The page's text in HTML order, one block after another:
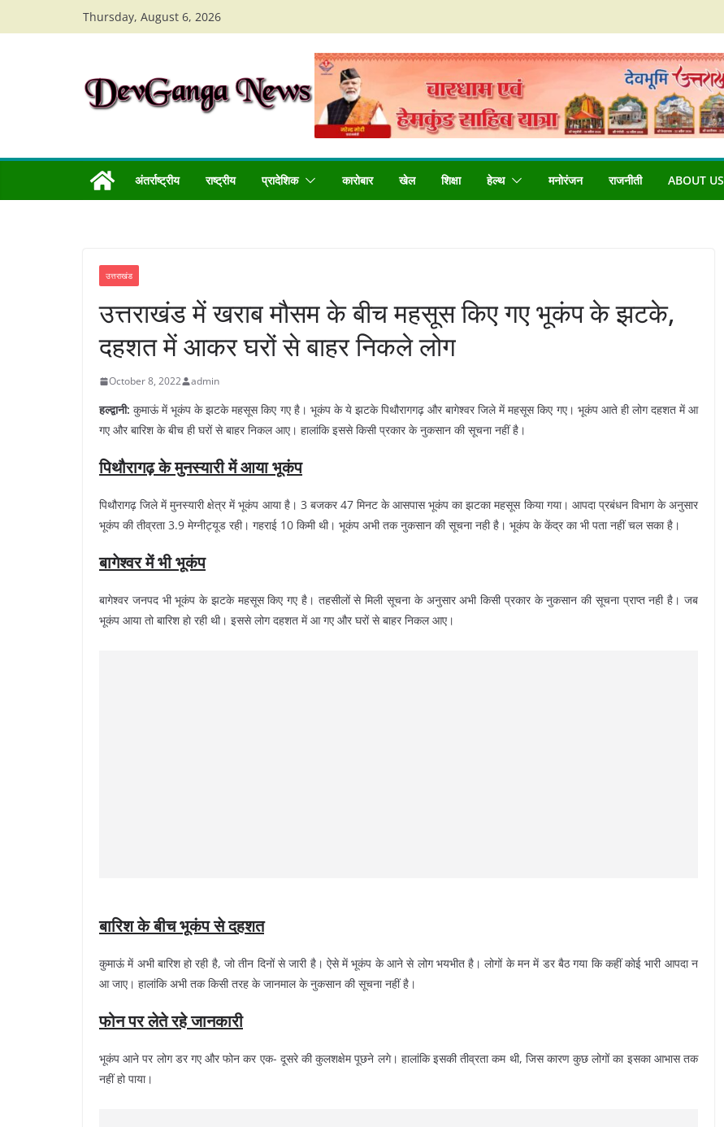
to
Thursday, August 6, 2026
अंतर्राष्ट्रीय राष्ट्रीय प्रादेशिक कारोबार खेल शिक्षा हेल्थ मनोरंजन राजनीती ABOUT US
उत्तराखंड
उत्तराखंड में खराब मौसम के बीच महसूस किए गए भूकंप के झटके,
दहशत में आकर घरों से बाहर निकले लोग
October 8, 2022 admin
हल्द्वानी: कुमाऊं में भूकंप के झटके महसूस किए गए है। भूकंप के ये झटके पिथौरागगढ़ और बागेश्वर जिले में महसूस किए गए। भूकंप आते ही लोग दहशत में आ
गए और बारिश के बीच ही घरों से बाहर निकल आए। हालांकि इससे किसी प्रकार के नुकसान की सूचना नहीं है।
पिथौरागढ़ के मुनस्यारी में आया भूकंप
पिथौरागढ़ जिले में मुनस्यारी क्षेत्र में भूकंप आया है। 3 बजकर 47 मिनट के आसपास भूकंप का झटका महसूस किया गया। आपदा प्रबंधन विभाग के अनुसार
भूकंप की तीव्रता 3.9 मेग्नीट्यूड रही। गहराई 10 किमी थी। भूकंप अभी तक नुकसान की सूचना नही है। भूकंप के केंद्र का भी पता नहीं चल सका है।
बागेश्वर में भी भूकंप
बागेश्वर जनपद भी भूकंप के झटके महसूस किए गए है। तहसीलों से मिली सूचना के अनुसार अभी किसी प्रकार के नुकसान की सूचना प्राप्त नही है। जब
भूकंप आया तो बारिश हाे रही थी। इससे लोग दहशत में आ गए और घरों से बाहर निकल आए।
बारिश के बीच भूकंप से दहशत
कुमाऊं में अभी बारिश हो रही है, जो तीन दिनों से जारी है। ऐसे में भूकंप के आने से लोग भयभीत है। लोगों के मन में डर बैठ गया कि कहीं काेई भारी आपदा न
आ जाए। हालांकि अभी तक किसी तरह के जानमाल के नुकसान की सूचना नहीं है।
फोन पर लेते रहे जानकारी
भूकंप आने पर लोग डर गए और फोन कर एक- दूसरे की कुलशक्षेम पूछने लगे। हालांकि इसकी तीव्रता कम थी, जिस कारण कुछ लोगों का इसका आभास तक
नहीं हो पाया।